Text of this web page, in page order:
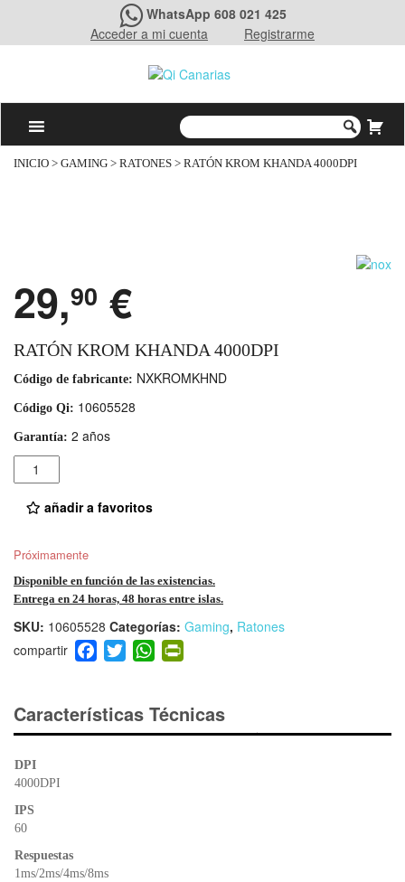
WhatsApp 608 021 425
Acceder a mi cuenta
Registrarme
INICIO > GAMING > RATONES > RATÓN KROM KHANDA 4000DPI
29,90 €
RATÓN KROM KHANDA 4000DPI
Código de fabricante: NXKROMKHND
Código Qi: 10605528
Garantía: 2 años
Cantidad
añadir a favoritos
Próximamente
Disponible en función de las existencias.
Entrega en 24 horas, 48 horas entre islas.
SKU: 10605528 Categorías: Gaming, Ratones
F
a
e
b
T
wi
er
W
h
s
A
ri
e
Características Técnicas
DPI
4000DPI
IPS
60
Respuestas
1ms/2ms/4ms/8ms